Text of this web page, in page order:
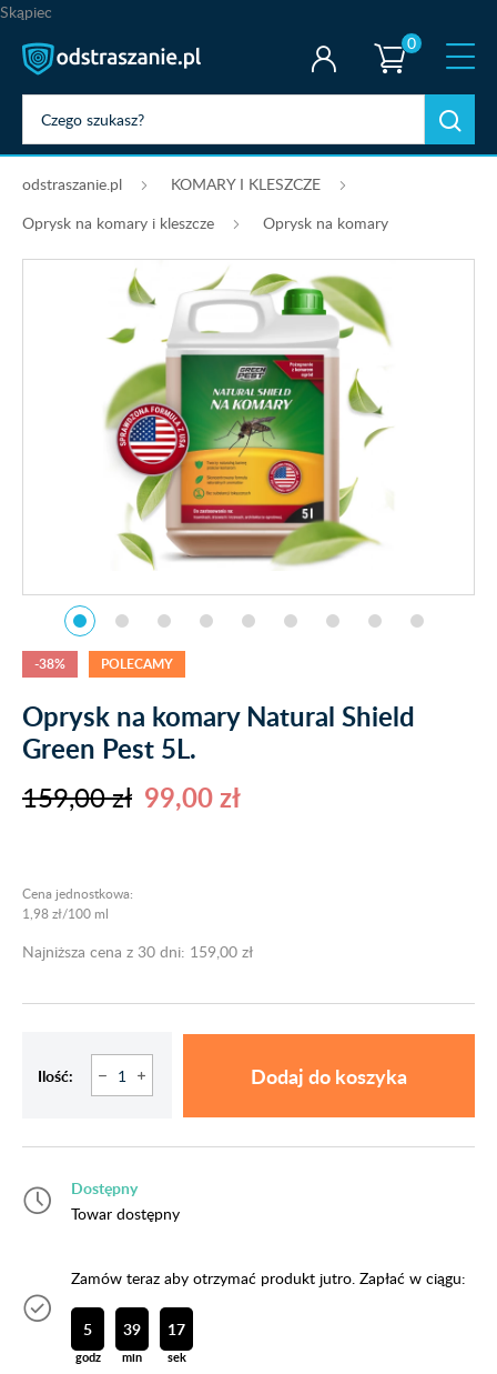
Skąpiec
0
odstraszanie.pl
KOMARY I KLESZCZE
Oprysk na komary i kleszcze
Oprysk na komary
-38% POLECAMY
Oprysk na komary Natural Shield
Green Pest 5L.
159,00 zł 99,00 zł
Cena jednostkowa:
1,98 zł/100 ml
Najniższa cena z 30 dni: 159,00 zł
Ilość: Dodaj do koszyka
Dostępny
Towar dostępny
Zamów teraz aby otrzymać produkt jutro. Zapłać w ciągu:
5
godz
39
min
17
sek